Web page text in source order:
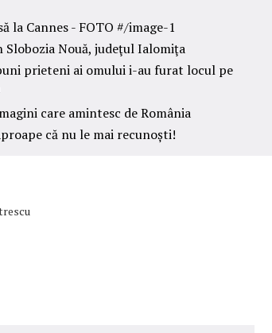
la Cannes - FOTO #/image-1
Nouă, judeţul Ialomiţa
prieteni ai omului i-au furat locul pe
care amintesc de România
că nu le mai recunoști!